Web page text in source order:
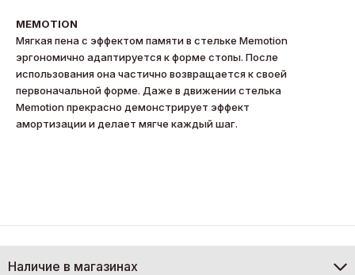
MEMOTION
Мягкая пена с эффектом памяти в стельке Memotion
эргономично адаптируется к форме стопы. После
использования она частично возвращается к своей
первоначальной форме. Даже в движении стелька
Memotion прекрасно демонстрирует эффект
амортизации и делает мягче каждый шаг.
Наличие в магазинах